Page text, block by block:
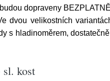
dopraveny
dvou velikostních
s hladinoměrem,
sl. kost